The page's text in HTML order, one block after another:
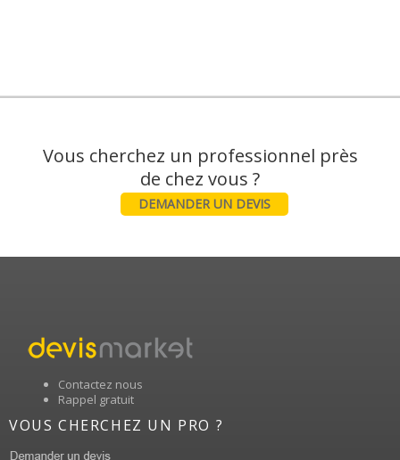
Vous cherchez un professionnel près
DEMANDER UN DEVIS
Contactez nous
Rappel gratuit
VOUS CHERCHEZ UN PRO ?